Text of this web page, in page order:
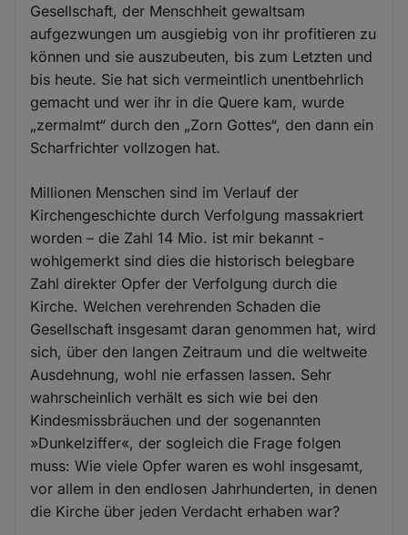
Gesellschaft, der Menschheit gewaltsam
aufgezwungen um ausgiebig von ihr profitieren zu
können und sie auszubeuten, bis zum Letzten und
bis heute. Sie hat sich vermeintlich unentbehrlich
gemacht und wer ihr in die Quere kam, wurde
„zermalmt“ durch den „Zorn Gottes“, den dann ein
Scharfrichter vollzogen hat.
Millionen Menschen sind im Verlauf der
Kirchengeschichte durch Verfolgung massakriert
worden – die Zahl 14 Mio. ist mir bekannt -
wohlgemerkt sind dies die historisch belegbare
Zahl direkter Opfer der Verfolgung durch die
Kirche. Welchen verehrenden Schaden die
Gesellschaft insgesamt daran genommen hat, wird
sich, über den langen Zeitraum und die weltweite
Ausdehnung, wohl nie erfassen lassen. Sehr
wahrscheinlich verhält es sich wie bei den
Kindesmissbräuchen und der sogenannten
»Dunkelziffer«, der sogleich die Frage folgen
muss: Wie viele Opfer waren es wohl insgesamt,
vor allem in den endlosen Jahrhunderten, in denen
die Kirche über jeden Verdacht erhaben war?